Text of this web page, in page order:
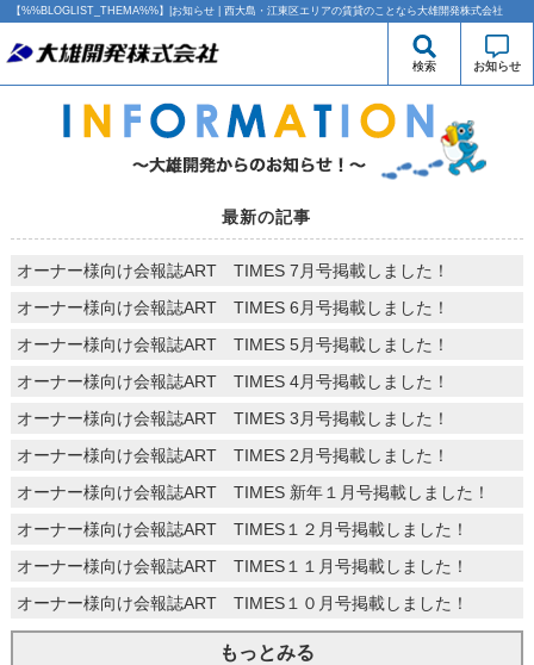
【%%BLOGLIST_THEMA%%】|お知らせ | 西大島・江東区エリアの賃貸のことなら大雄開発株式会社
検索 お知らせ
最新の記事
オーナー様向け会報誌ART TIMES 7月号掲載しました！
オーナー様向け会報誌ART TIMES 6月号掲載しました！
オーナー様向け会報誌ART TIMES 5月号掲載しました！
オーナー様向け会報誌ART TIMES 4月号掲載しました！
オーナー様向け会報誌ART TIMES 3月号掲載しました！
オーナー様向け会報誌ART TIMES 2月号掲載しました！
オーナー様向け会報誌ART TIMES 新年１月号掲載しました！
オーナー様向け会報誌ART TIMES１２月号掲載しました！
オーナー様向け会報誌ART TIMES１１月号掲載しました！
オーナー様向け会報誌ART TIMES１０月号掲載しました！
もっとみる